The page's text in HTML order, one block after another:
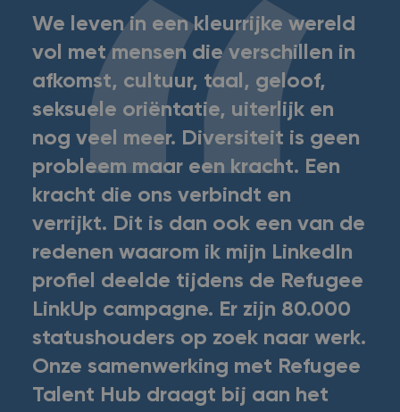
We leven in een kleurrijke wereld
vol met mensen die verschillen in
afkomst, cultuur, taal, geloof,
seksuele oriëntatie, uiterlijk en
nog veel meer. Diversiteit is geen
probleem maar een kracht. Een
kracht die ons verbindt en
verrijkt. Dit is dan ook een van de
redenen waarom ik mijn LinkedIn
profiel deelde tijdens de Refugee
LinkUp campagne. Er zijn 80.000
statushouders op zoek naar werk.
Onze samenwerking met Refugee
Talent Hub draagt bij aan het